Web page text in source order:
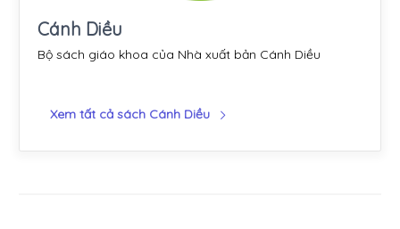
Cánh Diều
Bộ sách giáo khoa của Nhà xuất bản Cánh Diều
Xem tất cả sách Cánh Diều